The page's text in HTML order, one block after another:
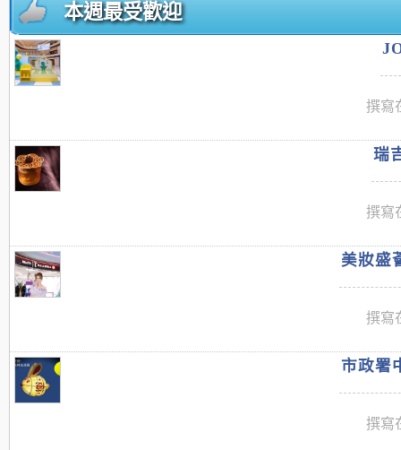
本週最受歡迎
撰寫
瑞
撰寫
美妝盛
撰寫
市政署
撰寫